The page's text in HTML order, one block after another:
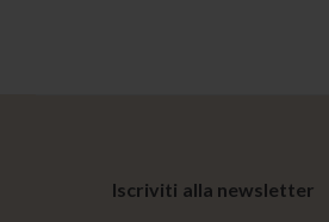
Iscriviti alla newsletter